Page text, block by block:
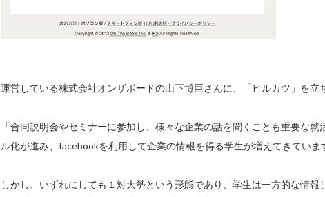
運営している株式会社オンザボードの山下博巨さんに、「ヒルカツ」を立
「合同説明会やセミナーに参加し、様々な企業の話を聞くことも重要な
ル化が進み、facebookを利用して企業の情報を得る学生が増えてきていま
しかし、いずれにしても１対大勢という形態であり、学生は一方的な情